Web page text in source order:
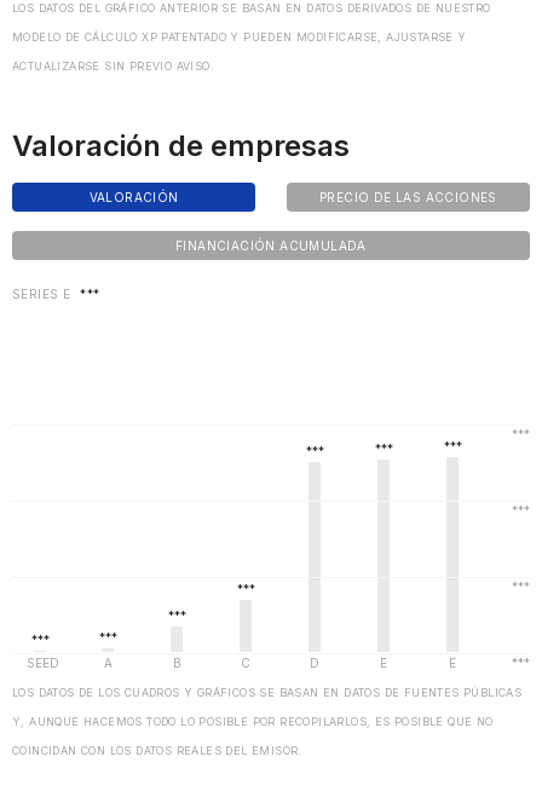
LOS DATOS DEL GRÁFICO ANTERIOR SE BASAN EN DATOS DERIVADOS DE NUESTRO
MODELO DE CÁLCULO XP PATENTADO Y PUEDEN MODIFICARSE, AJUSTARSE Y
ACTUALIZARSE SIN PREVIO AVISO.
Valoración de empresas
VALORACIÓN PRECIO DE LAS ACCIONES
FINANCIACIÓN ACUMULADA
SERIES E ***
LOS DATOS DE LOS CUADROS Y GRÁFICOS SE BASAN EN DATOS DE FUENTES PÚBLICAS
Y, AUNQUE HACEMOS TODO LO POSIBLE POR RECOPILARLOS, ES POSIBLE QUE NO
COINCIDAN CON LOS DATOS REALES DEL EMISOR.